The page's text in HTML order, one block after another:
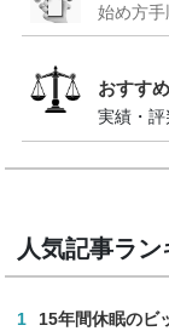
始め方
おすす
実績・評
人気記事ラン
1 15年間休眠のビ